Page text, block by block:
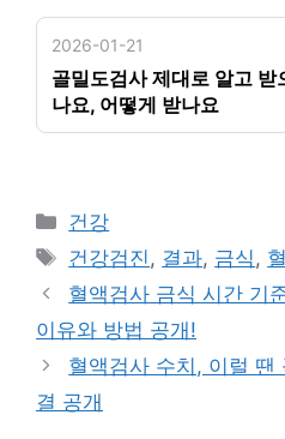
2026-01-21
골밀도검사 제대로 알고
나요, 어떻게 받나요
카
테
리
건강
태
그
건강검진, 결과, 금식,
혈액검사 금식 시간 기
이유와 방법 공개!
혈액검사 수치, 이럴 땐
결 공개